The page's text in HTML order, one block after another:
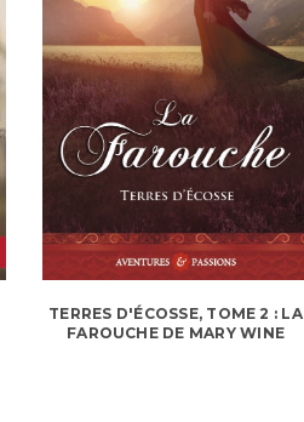
TERRES D'ÉCOSSE, TOME 2 : LA
FAROUCHE DE MARY WINE